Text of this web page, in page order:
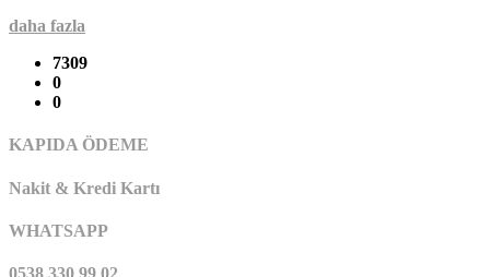
daha fazla
7309
0
0
KAPIDA ÖDEME
Nakit & Kredi Kartı
WHATSAPP